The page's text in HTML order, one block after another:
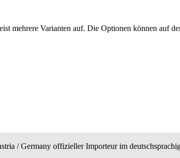
mehrere Varianten auf. Die Optionen können auf
/ Germany offizieller Importeur im